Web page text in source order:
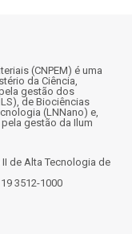
(CNPEM) é uma
da Ciência,
gestão dos
de Biociências
(LNNano) e,
gestão da Ilum
de Alta Tecnologia de
3512-1000